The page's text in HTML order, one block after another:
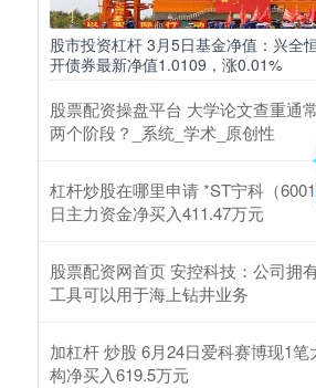
股市投资杠杆 3月5日基金净值：兴全
开债券最新净值1.0109，涨0.01%
股票配资操盘平台 大学论文查重通
两个阶段？_系统_学术_原创性
杠杆炒股在哪里申请 *ST宁科（
日主力资金净买入411.47万元
股票配资网首页 安控科技：公司拥
工具可以用于海上钻井业务
加杠杆 炒股 6月24日爱科赛博现1笔
构净买入619.5万元